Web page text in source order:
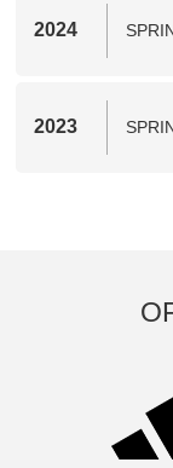
2024
2023